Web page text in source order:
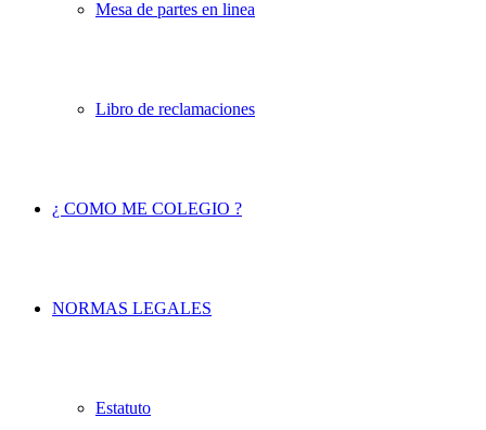
Mesa de partes en linea
Libro de reclamaciones
¿ COMO ME COLEGIO ?
NORMAS LEGALES
Estatuto